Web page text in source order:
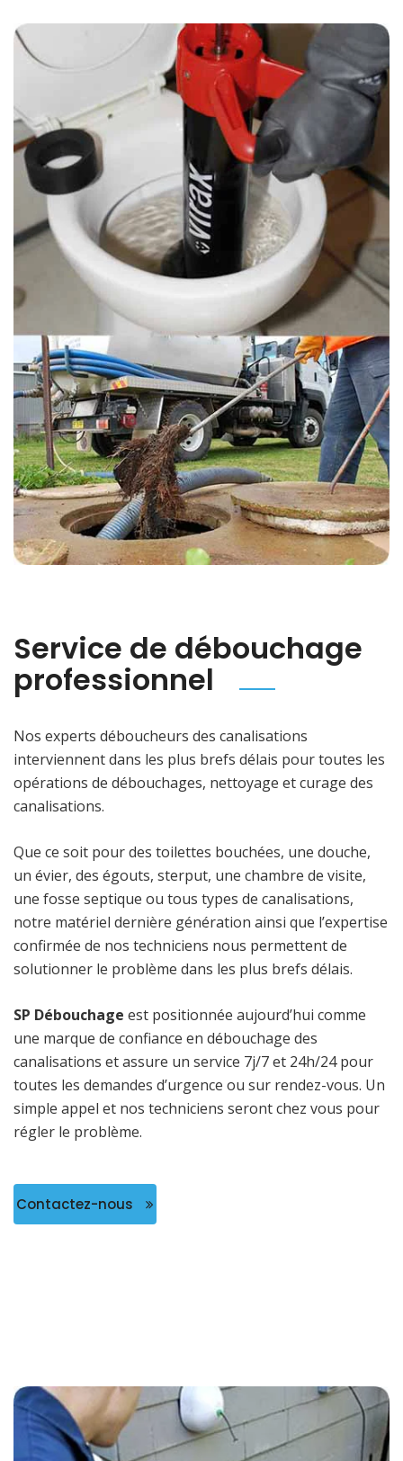
Service de débouchage
professionnel
Nos experts déboucheurs des canalisations
interviennent dans les plus brefs délais pour toutes les
opérations de débouchages, nettoyage et curage des
canalisations.
Que ce soit pour des toilettes bouchées, une douche,
un évier, des égouts, sterput, une chambre de visite,
une fosse septique ou tous types de canalisations,
notre matériel dernière génération ainsi que l’expertise
confirmée de nos techniciens nous permettent de
solutionner le problème dans les plus brefs délais.
SP Débouchage est positionnée aujourd’hui comme
une marque de confiance en débouchage des
canalisations et assure un service 7j/7 et 24h/24 pour
toutes les demandes d’urgence ou sur rendez-vous. Un
simple appel et nos techniciens seront chez vous pour
régler le problème.
Contactez-nous